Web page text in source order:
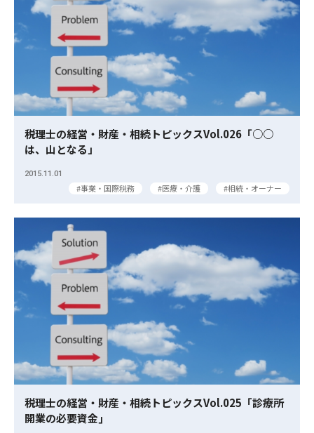
税理士の経営・財産・相続トピックスVol.026「○○
は、山となる」
2015.11.01
事業・国際税務 医療・介護 相続・オーナー
税理士の経営・財産・相続トピックスVol.025「診療所
開業の必要資金｣